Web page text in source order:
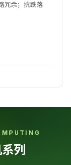
冗余；抗跌落
列